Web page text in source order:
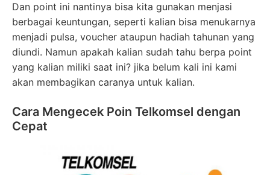
Dan point ini nantinya bisa kita gunakan menjasi
berbagai keuntungan, seperti kalian bisa menukarnya
menjadi pulsa, voucher ataupun hadiah tahunan yang
diundi. Namun apakah kalian sudah tahu berpa point
yang kalian miliki saat ini? jika belum kali ini kami
akan membagikan caranya untuk kalian.
Cara Mengecek Poin Telkomsel dengan
Cepat